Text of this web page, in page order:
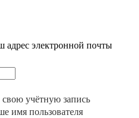
адрес электронной почты
учётную запись
имя пользователя